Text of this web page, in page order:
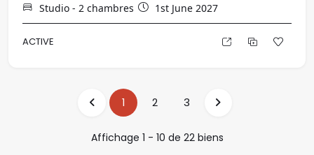
Studio - 2 chambres 1st June 2027
ACTIVE
1 2 3
Affichage 1 - 10 de 22 biens